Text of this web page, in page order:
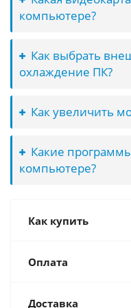
компьютере?
Как выбрать
охлаждение ПК?
Как увеличить
Какие
компьютере?
Как купить
Оплата
Доставка